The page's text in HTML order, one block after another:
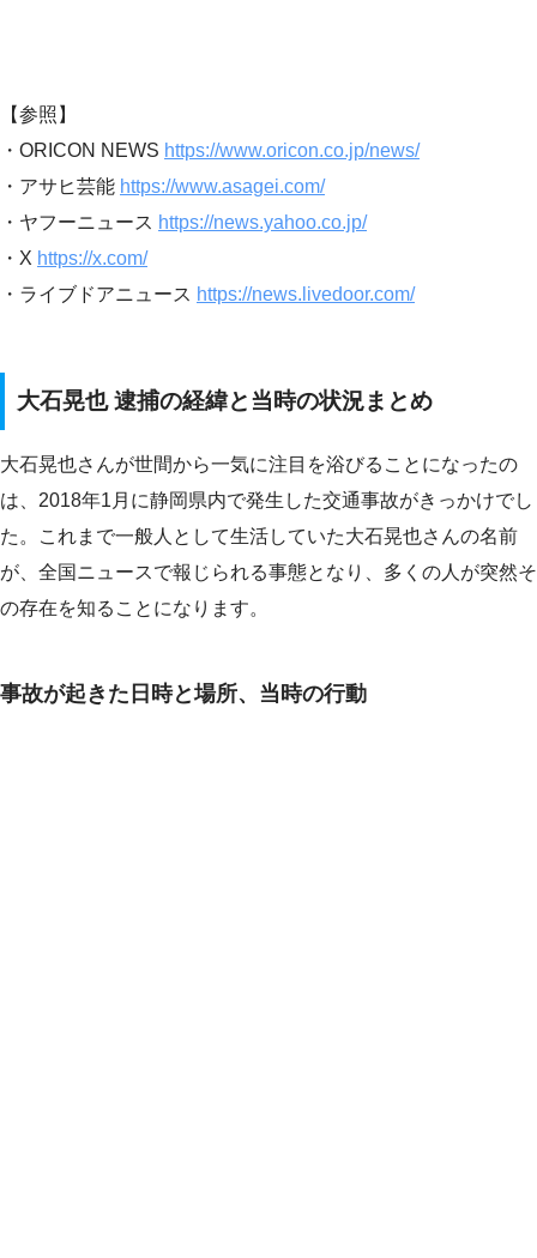
【参照】
・ORICON NEWS https://www.oricon.co.jp/news/
・アサヒ芸能 https://www.asagei.com/
・ヤフーニュース https://news.yahoo.co.jp/
・X https://x.com/
・ライブドアニュース https://news.livedoor.com/
大石晃也 逮捕の経緯と当時の状況まとめ
大石晃也さんが世間から一気に注目を浴びることになったの
は、2018年1月に静岡県内で発生した交通事故がきっかけでし
た。これまで一般人として生活していた大石晃也さんの名前
が、全国ニュースで報じられる事態となり、多くの人が突然そ
の存在を知ることになります。
事故が起きた日時と場所、当時の行動